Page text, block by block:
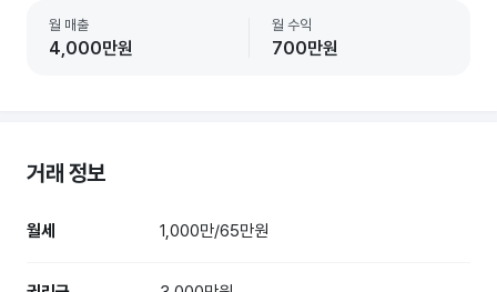
월 매출
4,000만원
월 수익
700만원
거래 정보
월세 1,000만/65만원